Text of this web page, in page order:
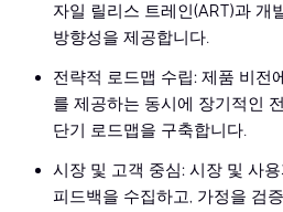
자일 릴리스 트레인(ART)과 개
방향성을 제공합니다.
전략적 로드맵 수립: 제품 비전
를 제공하는 동시에 장기적인
단기 로드맵을 구축합니다.
시장 및 고객 중심: 시장 및 사
피드백을 수집하고, 가정을 검